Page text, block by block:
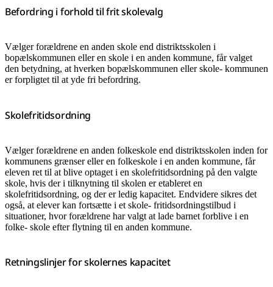
Befordring i forhold til frit skolevalg
Vælger forældrene en anden skole end distriktsskolen i
bopælskommunen eller en skole i en anden kommune, får valget
den betydning, at hverken bopælskommunen eller skole- kommunen
er forpligtet til at yde fri befordring.
Skolefritidsordning
Vælger forældrene en anden folkeskole end distriktsskolen inden for
kommunens grænser eller en folkeskole i en anden kommune, får
eleven ret til at blive optaget i en skolefritidsordning på den valgte
skole, hvis der i tilknytning til skolen er etableret en
skolefritidsordning, og der er ledig kapacitet. Endvidere sikres det
også, at elever kan fortsætte i et skole- fritidsordningstilbud i
situationer, hvor forældrene har valgt at lade barnet forblive i en
folke- skole efter flytning til en anden kommune.
Retningslinjer for skolernes kapacitet